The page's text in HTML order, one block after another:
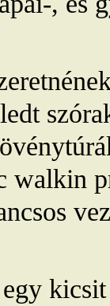
walkin